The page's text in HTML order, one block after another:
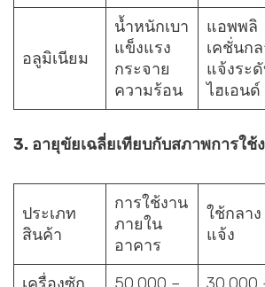
อลูมิเนียม
น้ำหนักเบา
แข็งแรง
กระจาย
ความร้อน
แอพพลิ
เคชั่นกล
แจ้งระ
ไฮเอนด์
3. อายุขัยเฉลี่ยเทียบกับสภาพการใช้
ประเภท
สินค้า
การใช้งาน
ภายใน
อาคาร
ใช้กลาง
แจ้ง